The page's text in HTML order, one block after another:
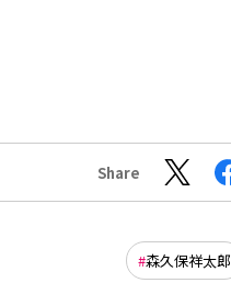
Share
森久保祥太郎